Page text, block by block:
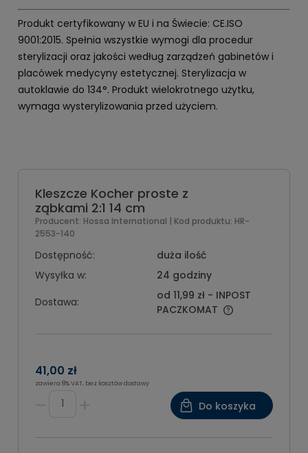
Produkt certyfikowany w EU i na Świecie: CE.ISO
9001:2015. Spełnia wszystkie wymogi dla procedur
sterylizacji oraz jakości według zarządzeń gabinetów i
placówek medycyny estetycznej. Sterylizacja w
autoklawie do 134°. Produkt wielokrotnego użytku,
wymaga wysterylizowania przed użyciem.
Kleszcze Kocher proste z
ząbkami 2:1 14 cm
Producent: Hossa International | Kod produktu: HR-
2553-140
Dostępność:
duża ilość
Wysyłka w:
24 godziny
Dostawa:
od 11,99 zł - INPOST
PACZKOMAT
41,00 zł
zawiera 8% VAT, bez kosztów dostawy
Do koszyka